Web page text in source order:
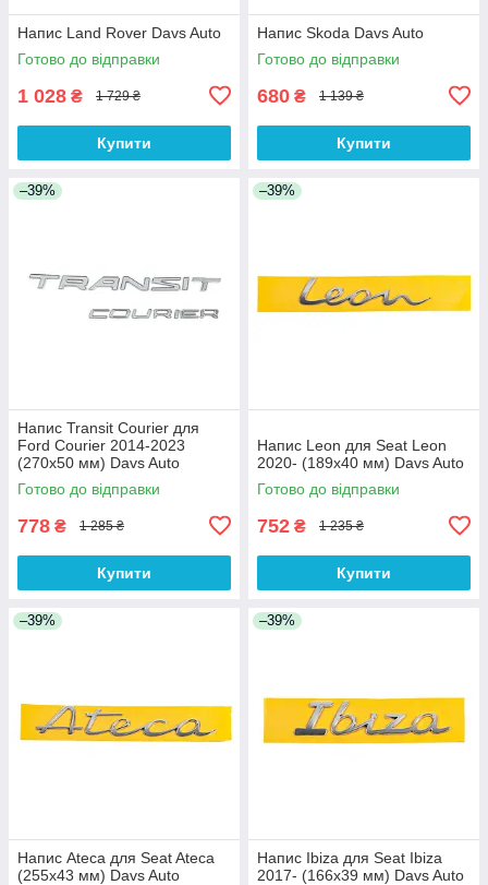
Напис Land Rover Davs Auto
Готово до відправки
1 028 ₴ 1 729 ₴
Купити
Напис Skoda Davs Auto
Готово до відправки
680 ₴ 1 139 ₴
Купити
–39%
Напис Transit Courier для
Ford Courier 2014-2023
(270х50 мм) Davs Auto
Готово до відправки
778 ₴ 1 285 ₴
Купити
–39%
Напис Leon для Seat Leon
2020- (189х40 мм) Davs Auto
Готово до відправки
752 ₴ 1 235 ₴
Купити
–39%
Напис Ateca для Seat Ateca
(255х43 мм) Davs Auto
–39%
Напис Ibiza для Seat Ibiza
2017- (166х39 мм) Davs Auto